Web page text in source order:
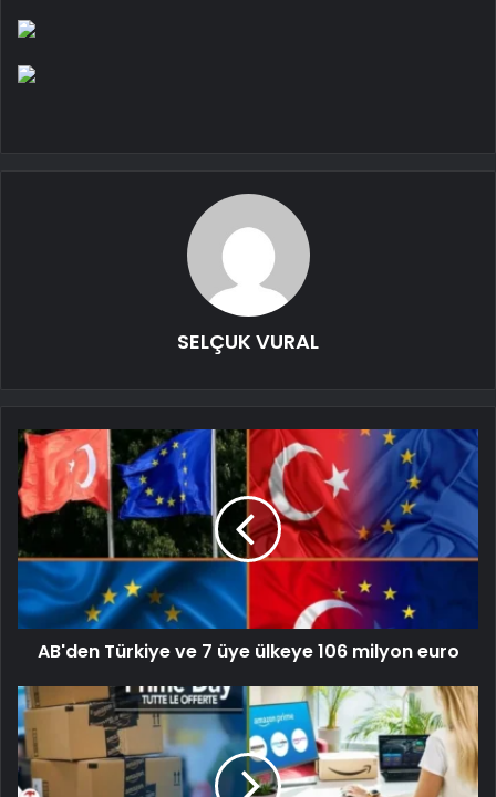
SELÇUK VURAL
AB'den Türkiye ve 7 üye ülkeye 106 milyon euro